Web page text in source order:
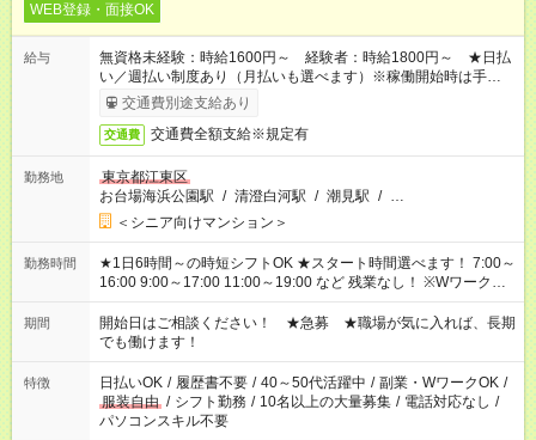
WEB登録・面接OK
給与
無資格未経験：時給1600円～ 経験者：時給1800円～ ★日払
い／週払い制度あり（月払いも選べます）※稼働開始時は手続き
完了次第のお支払いとなります。
交通費別途支給あり
交通費 交通費全額支給※規定有
勤務地
東京都江東区
お台場海浜公園駅 / 清澄白河駅 / 潮見駅 / …
＜シニア向けマンション＞
勤務時間
★1日6時間～の時短シフトOK ★スタート時間選べます！ 7:00～
16:00 9:00～17:00 11:00～19:00 など 残業なし！ ※Wワークの
場合、他のお仕事と合わせ週40時間超の就業はご案内できませ
ん ※法令に基づき、週20時間以上勤務は社会保険への加入対象
となります ※労働者派遣法（日雇い派遣の原則禁止）により、
短時間・短期間の就業はご案内が難しい場合があります
期間
開始日はご相談ください！ ★急募 ★職場が気に入れば、長期
でも働けます！
特徴 日払いOK / 履歴書不要 / 40～50代活躍中 / 副業・WワークOK /
服装自由 / シフト勤務 / 10名以上の大量募集 / 電話対応なし /
パソコンスキル不要